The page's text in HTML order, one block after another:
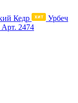
Урбеч
Арт. 2474